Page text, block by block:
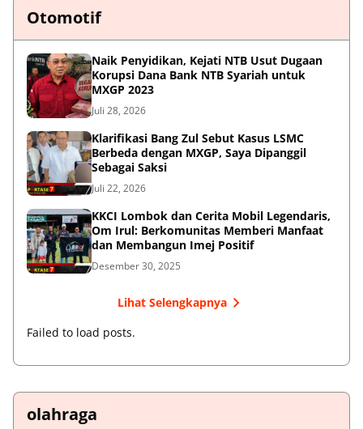
Otomotif
Naik Penyidikan, Kejati NTB Usut Dugaan
Korupsi Dana Bank NTB Syariah untuk
MXGP 2023
Juli 28, 2026
Klarifikasi Bang Zul Sebut Kasus LSMC
Berbeda dengan MXGP, Saya Dipanggil
Sebagai Saksi
Juli 22, 2026
KKCI Lombok dan Cerita Mobil Legendaris,
Om Irul: Berkomunitas Memberi Manfaat
dan Membangun Imej Positif
Desember 30, 2025
Lihat Selengkapnya
Failed to load posts.
olahraga